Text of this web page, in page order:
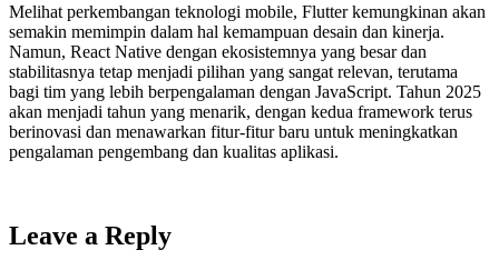
Melihat perkembangan teknologi mobile, Flutter kemungkinan akan
semakin memimpin dalam hal kemampuan desain dan kinerja.
Namun, React Native dengan ekosistemnya yang besar dan
stabilitasnya tetap menjadi pilihan yang sangat relevan, terutama
bagi tim yang lebih berpengalaman dengan JavaScript. Tahun 2025
akan menjadi tahun yang menarik, dengan kedua framework terus
berinovasi dan menawarkan fitur-fitur baru untuk meningkatkan
pengalaman pengembang dan kualitas aplikasi.
Leave a Reply